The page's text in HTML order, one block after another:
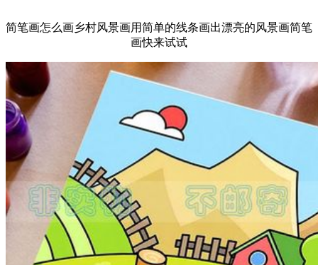
简笔画怎么画乡村风景画用简单的线条画出漂亮的风景画简笔
画快来试试